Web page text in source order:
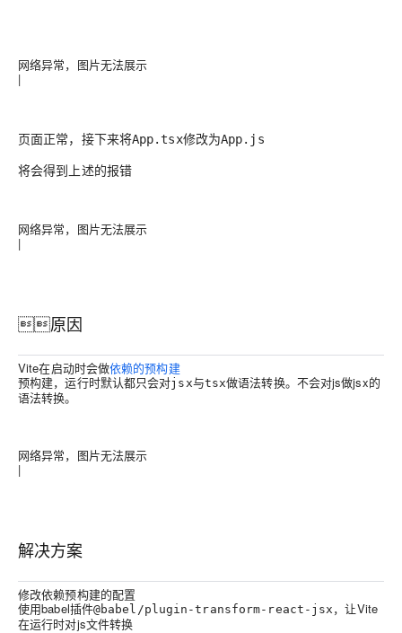
网络异常，图片无法展示
|
页面正常，接下来将App.tsx修改为App.js
将会得到上述的报错
网络异常，图片无法展示
|
原因
Vite在启动时会做依赖的预构建
预构建，运行时默认都只会对jsx与tsx做语法转换。不会对js做jsx的
语法转换。
网络异常，图片无法展示
|
解决方案
修改依赖预构建的配置
使用babel插件@babel/plugin-transform-react-jsx ，让Vite
在运行时对js文件转换